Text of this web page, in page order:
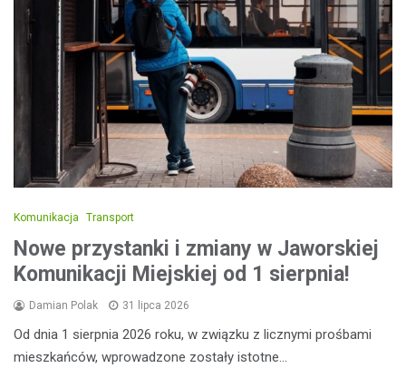
Komunikacja Transport
Nowe przystanki i zmiany w Jaworskiej
Komunikacji Miejskiej od 1 sierpnia!
Damian Polak 31 lipca 2026
Od dnia 1 sierpnia 2026 roku, w związku z licznymi prośbami
mieszkańców, wprowadzone zostały istotne…